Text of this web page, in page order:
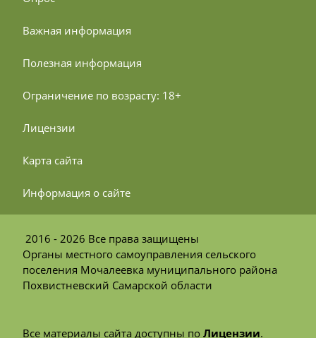
Важная информация
Полезная информация
Ограничение по возрасту: 18+
Лицензии
Карта сайта
Информация о сайте
2016 - 2026 Все права защищены
Органы местного самоуправления сельского
поселения Мочалеевка муниципального района
Похвистневский Самарской области
Все материалы сайта доступны по Лицензии.